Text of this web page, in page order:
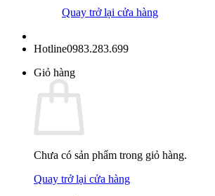
Quay trở lại cửa hàng
Hotline0983.283.699
Giỏ hàng
Chưa có sản phẩm trong giỏ hàng.
Quay trở lại cửa hàng